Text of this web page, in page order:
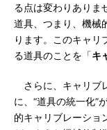
る点は変わりありま
道具、つまり、機械
ります。このキャリ
る道具のことを「キ
さらに、キャリブ
に、“道具の統一化”
的キャリブレーショ